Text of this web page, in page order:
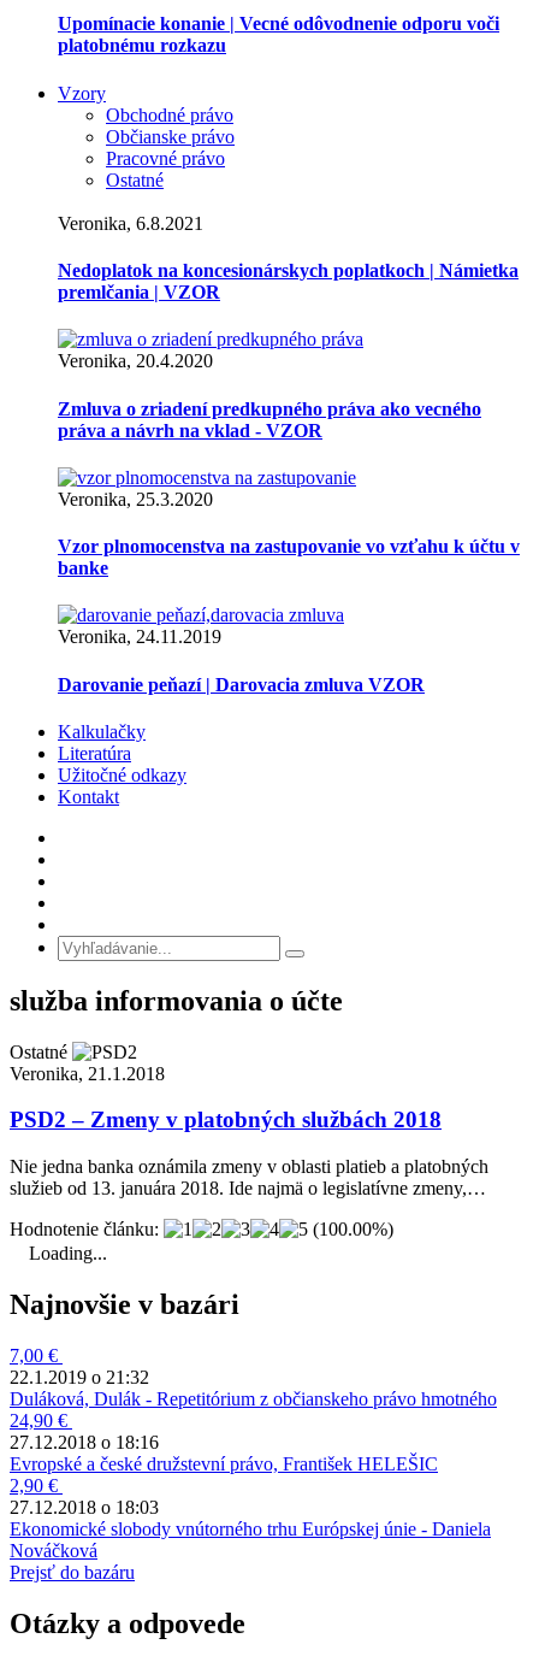
Upomínacie konanie | Vecné odôvodnenie odporu voči
platobnému rozkazu
Vzory
Obchodné právo
Občianske právo
Pracovné právo
Ostatné
Veronika, 6.8.2021
Nedoplatok na koncesionárskych poplatkoch | Námietka
premlčania | VZOR
Veronika, 20.4.2020
Zmluva o zriadení predkupného práva ako vecného
práva a návrh na vklad - VZOR
Veronika, 25.3.2020
Vzor plnomocenstva na zastupovanie vo vzťahu k účtu v
banke
Veronika, 24.11.2019
Darovanie peňazí | Darovacia zmluva VZOR
Kalkulačky
Literatúra
Užitočné odkazy
Kontakt
služba informovania o účte
Ostatné
Veronika, 21.1.2018
PSD2 – Zmeny v platobných službách 2018
Nie jedna banka oznámila zmeny v oblasti platieb a platobných
služieb od 13. januára 2018. Ide najmä o legislatívne zmeny,…
Hodnotenie článku:
(100.00%)
Loading...
Najnovšie v bazári
7,00 €
22.1.2019 o 21:32
Duláková, Dulák - Repetitórium z občianskeho právo hmotného
24,90 €
27.12.2018 o 18:16
Evropské a české družstevní právo, František HELEŠIC
2,90 €
27.12.2018 o 18:03
Ekonomické slobody vnútorného trhu Európskej únie - Daniela
Nováčková
Prejsť do bazáru
Otázky a odpovede